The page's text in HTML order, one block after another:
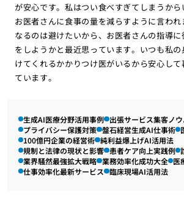
が安心です。私はつい食べすぎてしまうか
お医者さんに食事の量を減らすように言わ
なるのは避けたいから、お医者さんの指導
をしようかと最近思っています。いつも私
けてくれるかかりつけ医がいるから安心し
ています。
生成AI医療分野活用事例 出張サービス集客ノ
プライバシー保護対策 盤石経営生成AI仕事術
100億円企業の経営術 純利益爆上げAI活用法
規制と法律の現状と影響 患者ケア向上実践例
業界騒然最強拡大戦略 業務効率化成功大全 医
仕事効率化最新サービス 臨床現場AI活用法